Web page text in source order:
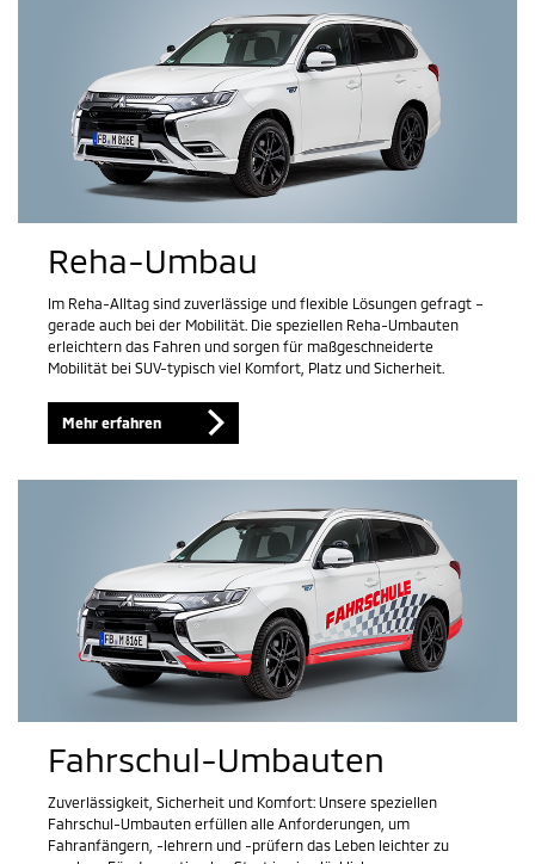
Reha-Umbau
Im Reha-Alltag sind zuverlässige und flexible Lösungen gefragt –
gerade auch bei der Mobilität. Die speziellen Reha-Umbauten
erleichtern das Fahren und sorgen für maßgeschneiderte
Mobilität bei SUV-typisch viel Komfort, Platz und Sicherheit.
Mehr erfahren
Fahrschul-Umbauten
Zuverlässigkeit, Sicherheit und Komfort: Unsere speziellen
Fahrschul-Umbauten erfüllen alle Anforderungen, um
Fahranfängern, -lehrern und -prüfern das Leben leichter zu